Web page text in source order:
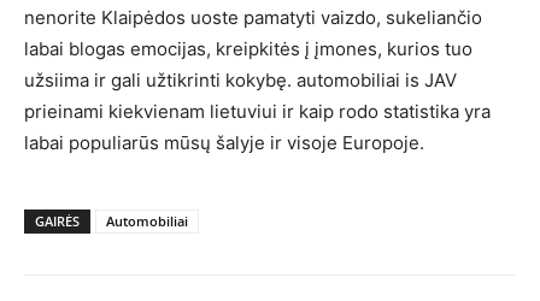
nenorite Klaipėdos uoste pamatyti vaizdo, sukeliančio
labai blogas emocijas, kreipkitės į įmones, kurios tuo
užsiima ir gali užtikrinti kokybę. automobiliai is JAV
prieinami kiekvienam lietuviui ir kaip rodo statistika yra
labai populiarūs mūsų šalyje ir visoje Europoje.
GAIRĖS Automobiliai